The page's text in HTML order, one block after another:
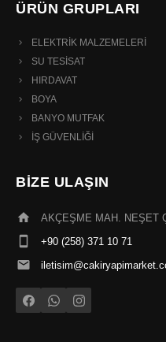
ÜRÜN GRUPLARI
ELEKTRİK MALZEMELERİ
SU TESİSAT
HIRDAVAT
BOYA
BANYO MUTFAK
İŞ GÜVENLİĞİ
BİZE ULAŞIN
AKÇEŞME MAH. NEŞET
+90 (258) 371 10 71